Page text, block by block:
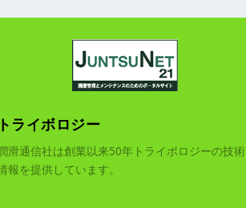
ライボロジー
滑通信社は創業以来50年トライボロジーの技術
報を提供しています。